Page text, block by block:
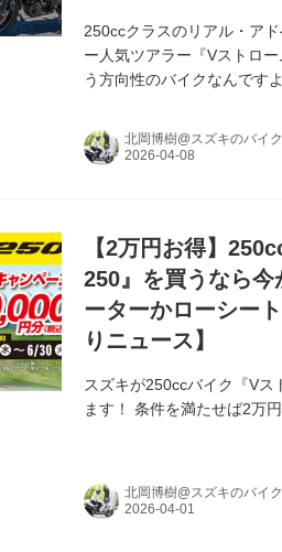
250ccクラスのリアル・ア
ー人気ツアラー『Vストロ
う方向性のバイクなんです
北岡博樹@スズキのバイク
【2万円お得】
250』を買うなら
ーターかローシー
りニュース】
スズキが250ccバイク『V
ます！ 条件を満たせば2万
北岡博樹@スズキのバイク